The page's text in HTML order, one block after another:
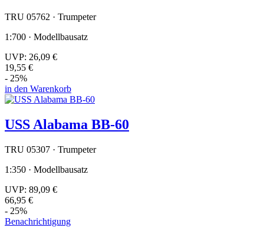
TRU 05762 · Trumpeter
1:700 · Modellbausatz
UVP: 26,09 €
19,55 €
- 25%
in den Warenkorb
USS Alabama BB-60
TRU 05307 · Trumpeter
1:350 · Modellbausatz
UVP: 89,09 €
66,95 €
- 25%
Benachrichtigung